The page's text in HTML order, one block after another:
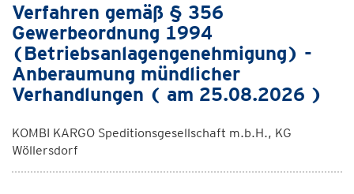
Verfahren gemäß § 356
Gewerbeordnung 1994
(Betriebsanlagengenehmigung) -
Anberaumung mündlicher
Verhandlungen ( am 25.08.2026 )
KOMBI KARGO Speditionsgesellschaft m.b.H., KG
Wöllersdorf